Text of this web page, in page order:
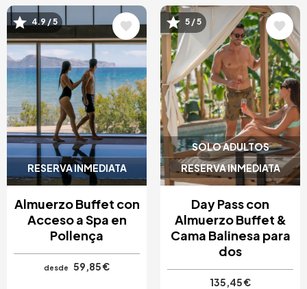
RESERVA INMEDIATA
Image
4.9 / 5
Almuerzo Buffet con
Acceso a Spa en
Pollença
desde 59,85 €
SOLO ADULTOS
RESERVA INMEDIATA
Image
5 / 5
Day Pass con
Almuerzo Buffet &
Cama Balinesa para
dos
135,45 €